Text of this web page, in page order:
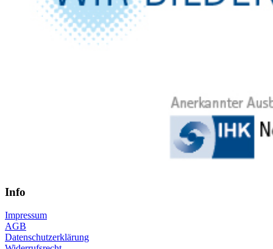
Info
Impressum
AGB
Datenschutzerklärung